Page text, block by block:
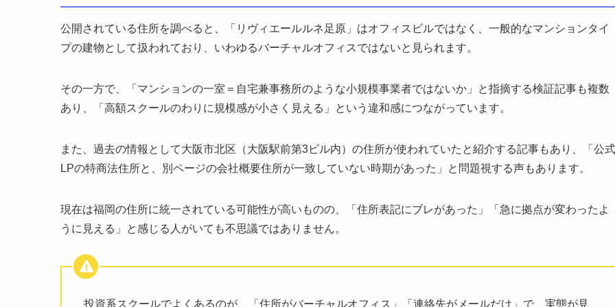
公開されている住所を調べると、「リヴィエールルネ足原」はオフィスビルではなく、一般的なマンションタイ
プの建物として扱われており、いわゆるバーチャルオフィスではないと見られます。
その一方で、「マンションの一室＝自宅兼事務所のような小規模事業者ではないか」と指摘する検証記事も複数
あり、「高額スクールのわりに規模感が小さく見える」という違和感につながっています。
また、過去の情報として大阪市北区（大阪駅前第3ビル内）の住所が使われていたと紹介する記事もあり、「公式
LPの特商法住所と、別ページの会社概要住所が一致していない時期があった」と問題視する声もあります。
現在は福岡の住所に統一されている可能性が高いものの、「住所表記にブレがあった」「急に拠点が変わったよ
うに見える」と感じる人がいても不思議ではありません。
投資系スクールでよくあるのが、「住所がバーチャルオフィス」「連絡先がメールだけ」で、実態が見